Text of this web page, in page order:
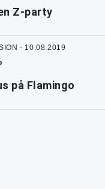
Z-party
- 10.08.2019
på Flamingo